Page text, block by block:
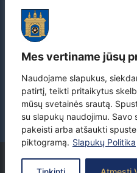
Mes vertiname jūsų
Naudojame slapukus,
patirtį, teikti pritaikytus
mūsų svetainės srautą.
su slapukų naudojimu.
pakeisti arba atšaukti
piktogramą. Slapukų Politika
Paslaugos
Atviri duomenys
Nuorodos
Dažniausiai užduodami
Apie savivaldybę
Copyright
2026 Visos teisės yra